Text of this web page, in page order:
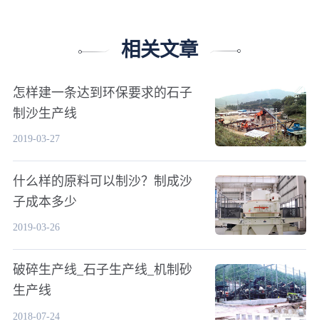
相关文章
怎样建一条达到环保要求的石子
制沙生产线
2019-03-27
什么样的原料可以制沙？制成沙
子成本多少
2019-03-26
破碎生产线_石子生产线_机制砂
生产线
2018-07-24